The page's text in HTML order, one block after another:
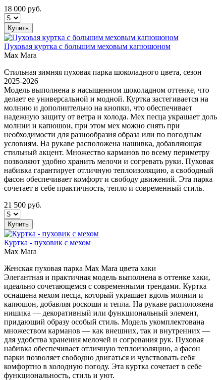
18 000 руб.
Купить
Пуховая куртка с большим меховым капюшоном
Max Mara
Стильная зимняя пуховая парка шоколадного цвета, сезон
2025-2026
Модель выполнена в насыщенном шоколадном оттенке, что
делает ее универсальной и модной. Куртка застегивается на
молнию и дополнительно на кнопки, что обеспечивает
надежную защиту от ветра и холода. Мех песца украшает доль
молнии и капюшон, при этом мех можно снять при
необходимости для разнообразия образа или по погодным
условиям. На рукаве расположена нашивка, добавляющая
стильный акцент. Множество карманов по всему периметру
позволяют удобно хранить мелочи и согревать руки. Пуховая
набивка гарантирует отличную теплоизоляцию, а свободный
фасон обеспечивает комфорт и свободу движений. Эта парка
сочетает в себе практичность, тепло и современный стиль.
21 500 руб.
Купить
Куртка - пуховик с мехом
Max Mara
Женская пуховая парка Max Mara цвета хаки
Элегантная и практичная модель выполнена в оттенке хаки,
идеально сочетающемся с современными трендами. Куртка
оснащена мехом песца, который украшает вдоль молнии и
капюшон, добавляя роскоши и тепла. На рукаве расположена
нишика — декоративный или функциональный элемент,
придающий образу особый стиль. Модель укомплектована
множеством карманов — как внешних, так и внутренних —
для удобства хранения мелочей и согревания рук. Пуховая
набивка обеспечивает отличную теплоизоляцию, а фасон
парки позволяет свободно двигаться и чувствовать себя
комфортно в холодную погоду. Эта куртка сочетает в себе
функциональность, стиль и уют.